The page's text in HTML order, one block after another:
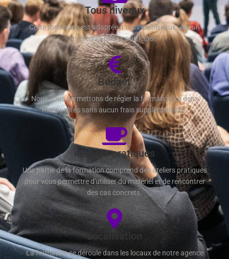
Tous niveaux
Cette formation est adaptée à tous les niveaux. Aucun
prérequis pour y participer.
Budget
Nous vous permettons de régler la formation en deux
mensualités sans aucun frais supplémentaire.
Ateliers pratiques
Une partie de la formation comprend des ateliers pratiques
pour vous permettre d'utiliser du matériel et de rencontrer
des cas concrets.
Localisation
La formation se déroule dans les locaux de notre agence